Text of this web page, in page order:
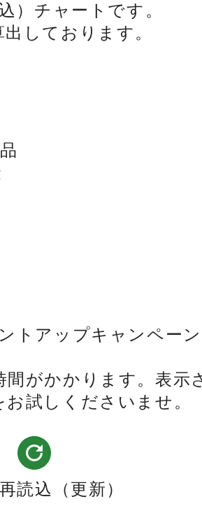
）チャートです。
しております。
トアップキャンペーン
がかかります。表示
お試しくださいませ。
読込（更新）